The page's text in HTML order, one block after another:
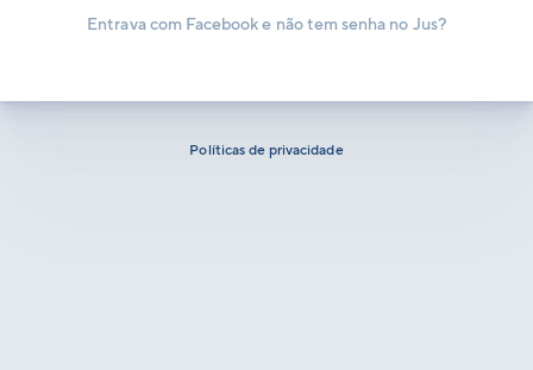
Entrava com Facebook e não tem senha no Jus?
Políticas de privacidade